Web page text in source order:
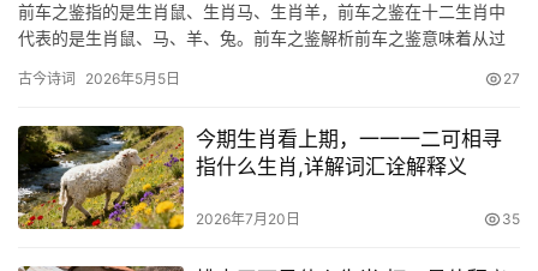
前车之鉴指的是生肖鼠、生肖马、生肖羊，前车之鉴在十二生肖中
代表的是生肖鼠、马、羊、兔。前车之鉴解析前车之鉴意味着从过
古今诗词 2026年5月5日 27
今期生肖看上期，一一一二可相寻
指什么生肖,详解词汇诠解释义
2026年7月20日 35